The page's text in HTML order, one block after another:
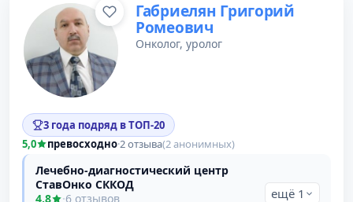
Габриелян Григорий
Ромеович
Онколог, уролог
3 года подряд в ТОП-20
5,0
превосходно·2 отзыва(2 анонимных)
Лечебно-диагностический центр
СтавОнко СККОД
4,8
·6 отзывов ещё 1